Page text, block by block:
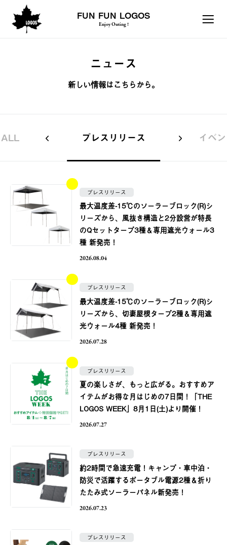
FUN FUN LOGOS
Enjoy Outing !
ニュース
新しい情報はこちらから。
ALL プレスリリース イベ
プレスリリース
最大温度差-15℃のソーラーブロック(R)シ
リーズから、風抜き構造と2分設営が特長
のQセットタープ3種＆専用遮光ウォール3
種 新発売！
2026.08.04
プレスリリース
最大温度差-15℃のソーラーブロック(R)シ
リーズから、切妻屋根タープ2種＆専用遮
光ウォール4種 新発売！
2026.07.28
プレスリリース
夏の楽しさが、もっと広がる。おすすめア
イテムがお得な月はじめの7日間！「THE
LOGOS WEEK」8月1日(土)より開催！
2026.07.27
プレスリリース
約2時間で急速充電！キャンプ・車中泊・
防災で活躍するポータブル電源2種＆折り
たたみ式ソーラーパネル新発売！
2026.07.23
プレスリリース